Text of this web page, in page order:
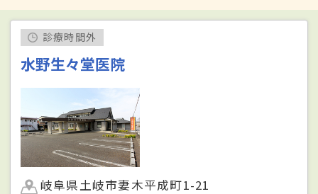
診療時間外
水野生々堂医院
岐阜県土岐市妻木平成町1-21